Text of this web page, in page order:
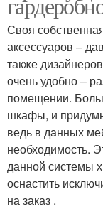
Своя
аксессуаров –
также
очень удобно –
помещении.
шкафы, и
ведь в данных
необходимость.
данной системы
оснастить
на заказ .